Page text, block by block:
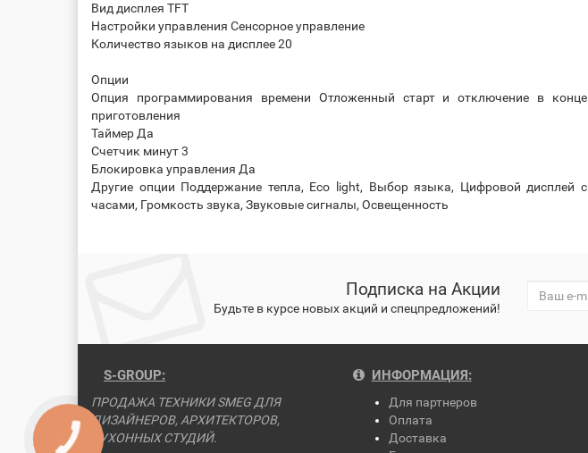
Вид дисплея TFT
Настройки управления Сенсорное управление
Количество языков на дисплее 20
Опции
Опция программирования времени Отложенный старт и отключение в конце
приготовления
Таймер Да
Счетчик минут 3
Блокировка управления Да
Другие опции Поддержание тепла, Eco light, Выбор языка, Цифровой дисплей с
часами, Громкость звука, Звуковые сигналы, Освещенность
Подписка на Акции
Будьте в курсе новых акций и спецпредложений!
S-GROUP:
ПРОДАЖА ТЕХНИКИ SMEG ДЛЯ
ДИЗАЙНЕРОВ, АРХИТЕКТОРОВ,
КУХОННЫХ СТУДИЙ.
ИНФОРМАЦИЯ:
Для партнеров
Оплата
Доставка